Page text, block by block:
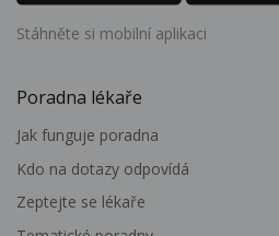
Stáhněte si mobilní aplikaci
Poradna lékaře
Jak funguje poradna
Kdo na dotazy odpovídá
Zeptejte se lékaře